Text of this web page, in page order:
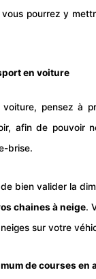
vous pourrez y
en voiture
pensez à
afin de pouvoir
brise.
bien valider la
chaines à neige.
sur votre
de courses en